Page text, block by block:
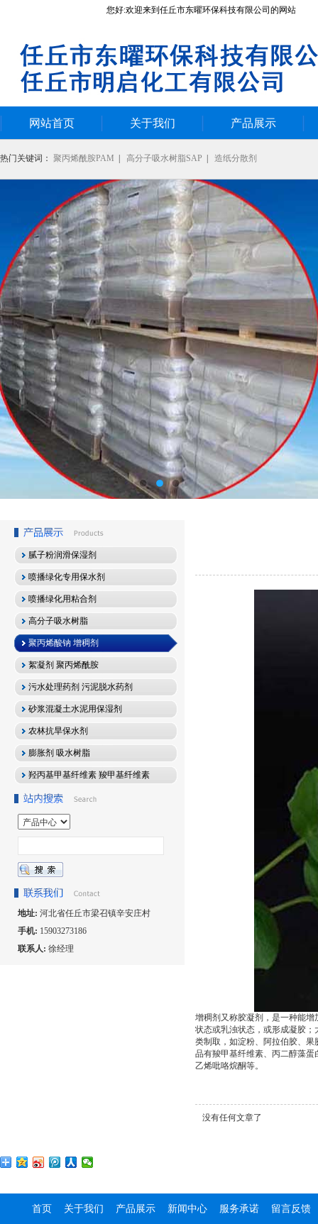
您好:欢迎来到任丘市东曜环保科技有限公司的网站
网站首页 关于我们 产品展示
热门关键词： 聚丙烯酰胺PAM 高分子吸水树脂SAP 造纸分散剂
腻子粉润滑保湿剂
喷播绿化专用保水剂
喷播绿化用粘合剂
高分子吸水树脂
聚丙烯酸钠 增稠剂
絮凝剂 聚丙烯酰胺
污水处理药剂 污泥脱水药剂
砂浆混凝土水泥用保湿剂
农林抗旱保水剂
膨胀剂 吸水树脂
羟丙基甲基纤维素 羧甲基纤维素
地址: 河北省任丘市梁召镇辛安庄村
手机: 15903273186
联系人: 徐经理
增稠剂又称胶凝剂，是一种能
状态或乳浊状态，或形成凝胶
类制取，如淀粉、阿拉伯胶、
品有羧甲基纤维素、丙二醇藻
乙烯吡咯烷酮等。
没有任何文章了
首页 关于我们 产品展示 新闻中心 服务承诺 留言反馈